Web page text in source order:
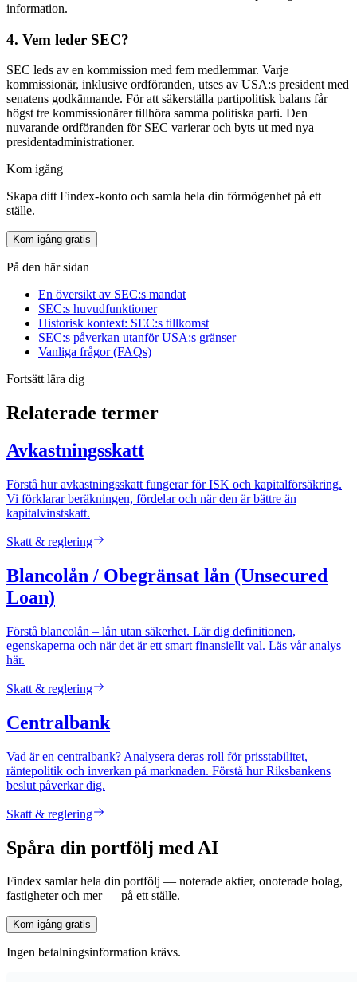
information.
4. Vem leder SEC?
SEC leds av en kommission med fem medlemmar. Varje
kommissionär, inklusive ordföranden, utses av USA:s president med
senatens godkännande. För att säkerställa partipolitisk balans får
högst tre kommissionärer tillhöra samma politiska parti. Den
nuvarande ordföranden för SEC varierar och byts ut med nya
presidentadministrationer.
Kom igång
Skapa ditt Findex-konto och samla hela din förmögenhet på ett
ställe.
Kom igång gratis
På den här sidan
En översikt av SEC:s mandat
SEC:s huvudfunktioner
Historisk kontext: SEC:s tillkomst
SEC:s påverkan utanför USA:s gränser
Vanliga frågor (FAQs)
Fortsätt lära dig
Relaterade termer
Avkastningsskatt
Förstå hur avkastningsskatt fungerar för ISK och kapitalförsäkring.
Vi förklarar beräkningen, fördelar och när den är bättre än
kapitalvinstskatt.
Skatt & reglering
Blancolån / Obegränsat lån (Unsecured
Loan)
Förstå blancolån – lån utan säkerhet. Lär dig definitionen,
egenskaperna och när det är ett smart finansiellt val. Läs vår analys
här.
Skatt & reglering
Centralbank
Vad är en centralbank? Analysera deras roll för prisstabilitet,
räntepolitik och inverkan på marknaden. Förstå hur Riksbankens
beslut påverkar dig.
Skatt & reglering
Spåra din portfölj med AI
Findex samlar hela din portfölj — noterade aktier, onoterade bolag,
fastigheter och mer — på ett ställe.
Kom igång gratis
Ingen betalningsinformation krävs.